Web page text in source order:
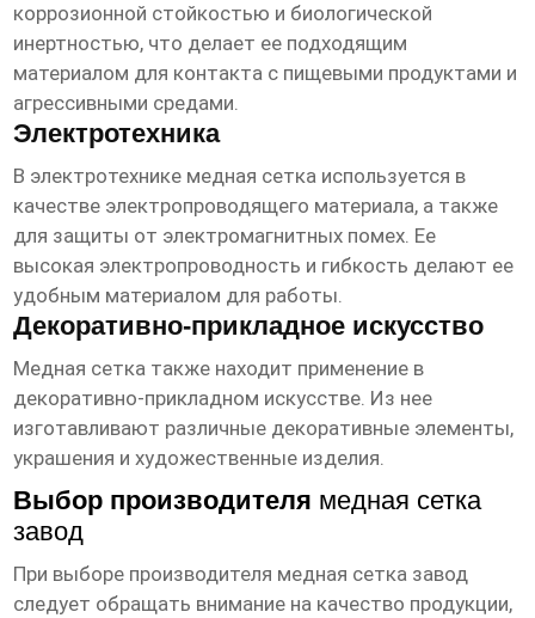
коррозионной стойкостью и биологической
инертностью, что делает ее подходящим
материалом для контакта с пищевыми продуктами и
агрессивными средами.
Электротехника
В электротехнике медная сетка используется в
качестве электропроводящего материала, а также
для защиты от электромагнитных помех. Ее
высокая электропроводность и гибкость делают ее
удобным материалом для работы.
Декоративно-прикладное искусство
Медная сетка также находит применение в
декоративно-прикладном искусстве. Из нее
изготавливают различные декоративные элементы,
украшения и художественные изделия.
Выбор производителя медная сетка
завод
При выборе производителя медная сетка завод
следует обращать внимание на качество продукции,